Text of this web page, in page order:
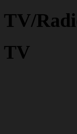
TV/
TV